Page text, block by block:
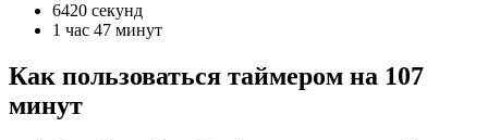
6420 секунд
1 час 47 минут
Как пользоваться таймером на 107
минут